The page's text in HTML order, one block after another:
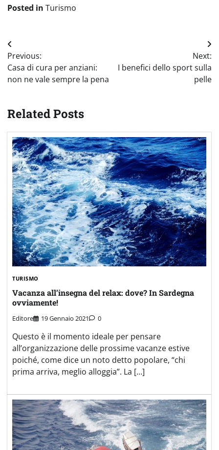
Posted in Turismo
Navigazione
articoli
Previous:
Casa di cura per anziani:
non ne vale sempre la pena
Next:
I benefici dello sport sulla
pelle
Related Posts
TURISMO
Vacanza all’insegna del relax: dove? In Sardegna
ovviamente!
Editore 19 Gennaio 2021 0
Questo è il momento ideale per pensare
all’organizzazione delle prossime vacanze estive
poiché, come dice un noto detto popolare, “chi
prima arriva, meglio alloggia”. La […]